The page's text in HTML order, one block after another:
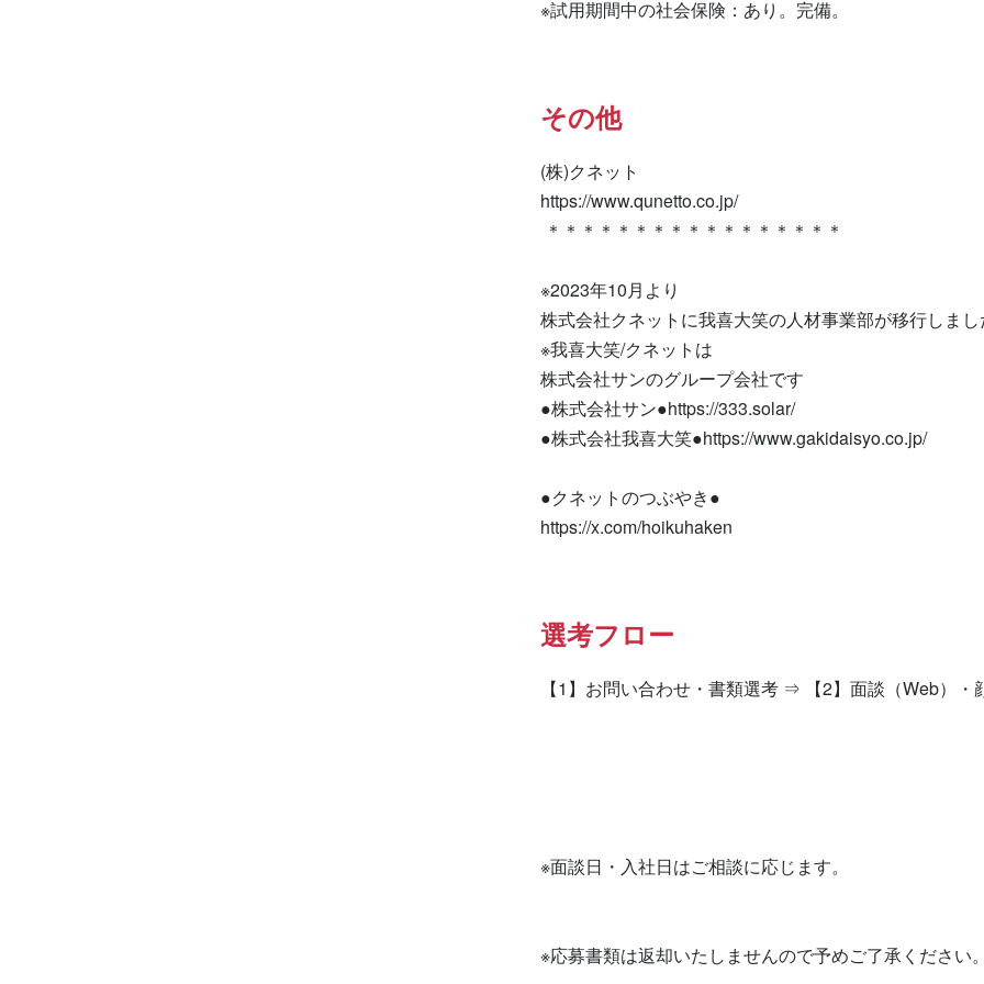
※試用期間中の社会保険：あり。完備。
その他
(株)クネット
https://www.qunetto.co.jp/
※2023年10月より
株式会社クネットに我喜大笑の人材事業部が移行しま
※我喜大笑/クネットは
株式会社サンのグループ会社です
●株式会社サン●https://333.solar/
●株式会社我喜大笑●https://www.gakidaisyo.co.jp/
●クネットのつぶやき●
https://x.com/hoikuhaken
選考フロー
【1】お問い合わせ・書類選考 ⇒ 【2】面談（Web）
※面談日・入社日はご相談に応じます。
※応募書類は返却いたしませんので予めご了承ください